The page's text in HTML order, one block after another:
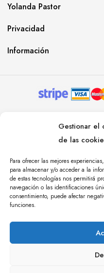
Gestionar el
de las
Para ofrecer las mejores
para almacenar y/o acceder a la
de estas tecnologías nos permitirá
navegación o las identificaciones
consentimiento, puede afectar
funciones.
Yolanda Pastor
Privacidad
Información
RESERVADOS.